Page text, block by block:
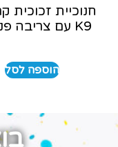
חנוכיית זכוכית
K9 עם צריבה פנימית
הוספה לסל